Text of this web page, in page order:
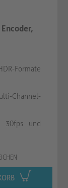
Formate
Channel-
30fps und